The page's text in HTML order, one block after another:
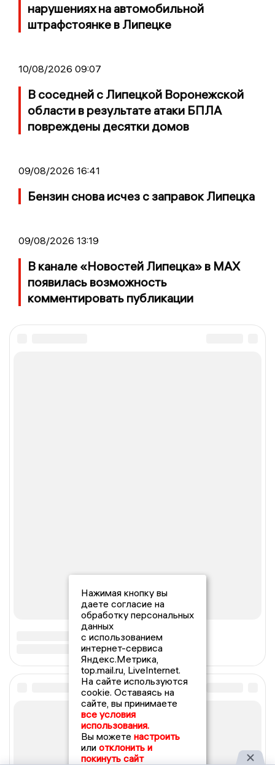
нарушениях на автомобильной
штрафстоянке в Липецке
10/08/2026 09:07
В соседней с Липецкой Воронежской
области в результате атаки БПЛА
повреждены десятки домов
09/08/2026 16:41
Бензин снова исчез с заправок Липецка
09/08/2026 13:19
В канале «Новостей Липецка» в MAX
появилась возможность
комментировать публикации
Нажимая кнопку вы
даете согласие на
обработку персональных
данных
с использованием
интернет-сервиса
Яндекс.Метрика,
top.mail.ru, LiveInternet.
На сайте используются
cookie. Оставаясь на
сайте, вы принимаете
все условия
использования.
Вы можете настроить
или отклонить и
покинуть сайт